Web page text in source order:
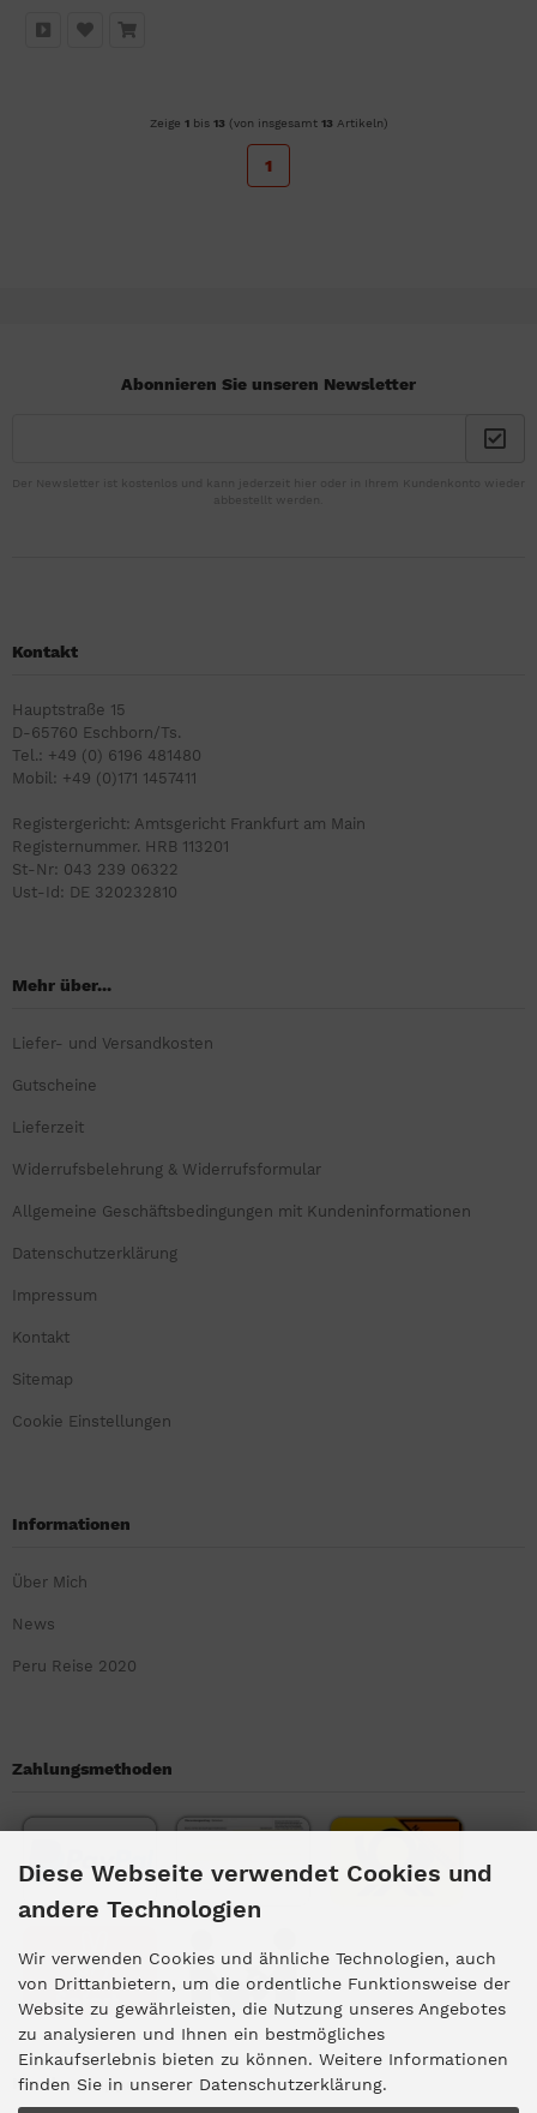
Zeige 1bis 13 (von insgesamt 13 Artikeln)
1
Abonnieren Sie unseren Newsletter
Der Newsletter ist kostenlos und kann jederzeit hier oder in Ihrem Kundenkonto wieder
abbestellt werden.
Kontakt
Hauptstraße 15
D-65760 Eschborn/Ts.
Tel.: +49 (0) 6196 481480
Mobil: +49 (0)171 1457411
Registergericht: Amtsgericht Frankfurt am Main
Registernummer. HRB 113201
St-Nr: 043 239 06322
Ust-Id: DE 320232810
Mehr über...
Liefer- und Versandkosten
Gutscheine
Lieferzeit
Widerrufsbelehrung & Widerrufsformular
Allgemeine Geschäftsbedingungen mit Kundeninformationen
Datenschutzerklärung
Impressum
Kontakt
Sitemap
Cookie Einstellungen
Informationen
Über Mich
News
Peru Reise 2020
Zahlungsmethoden
Kundengruppe
Diese Webseite verwendet Cookies und
andere Technologien
Wir verwenden Cookies und ähnliche Technologien, auch
von Drittanbietern, um die ordentliche Funktionsweise der
Website zu gewährleisten, die Nutzung unseres Angebotes
zu analysieren und Ihnen ein bestmögliches
Einkaufserlebnis bieten zu können. Weitere Informationen
finden Sie in unserer Datenschutzerklärung.